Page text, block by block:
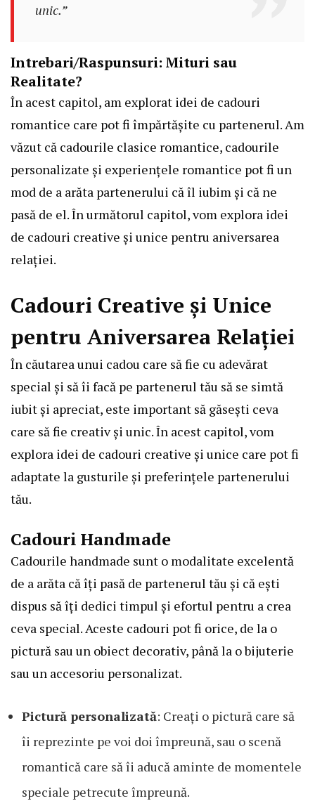
unic.”
Intrebari/Raspunsuri: Mituri sau
Realitate?
În acest capitol, am explorat idei de cadouri
romantice care pot fi împărtășite cu partenerul. Am
văzut că cadourile clasice romantice, cadourile
personalizate și experiențele romantice pot fi un
mod de a arăta partenerului că îl iubim și că ne
pasă de el. În următorul capitol, vom explora idei
de cadouri creative și unice pentru aniversarea
relației.
Cadouri Creative și Unice
pentru Aniversarea Relației
În căutarea unui cadou care să fie cu adevărat
special și să îi facă pe partenerul tău să se simtă
iubit și apreciat, este important să găsești ceva
care să fie creativ și unic. În acest capitol, vom
explora idei de cadouri creative și unice care pot fi
adaptate la gusturile și preferințele partenerului
tău.
Cadouri Handmade
Cadourile handmade sunt o modalitate excelentă
de a arăta că îți pasă de partenerul tău și că ești
dispus să îți dedici timpul și efortul pentru a crea
ceva special. Aceste cadouri pot fi orice, de la o
pictură sau un obiect decorativ, până la o bijuterie
sau un accesoriu personalizat.
Pictură personalizată: Creați o pictură care să
îi reprezinte pe voi doi împreună, sau o scenă
romantică care să îi aducă aminte de momentele
speciale petrecute împreună.